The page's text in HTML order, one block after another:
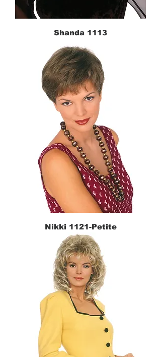
Shanda 1113
Nikki 1121-Petite